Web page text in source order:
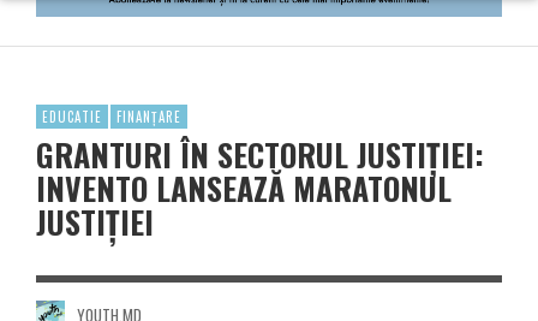
EDUCATIE FINANȚARE
GRANTURI ÎN SECTORUL JUSTIȚIEI:
INVENTO LANSEAZĂ MARATONUL
JUSTIȚIEI
YOUTH.MD